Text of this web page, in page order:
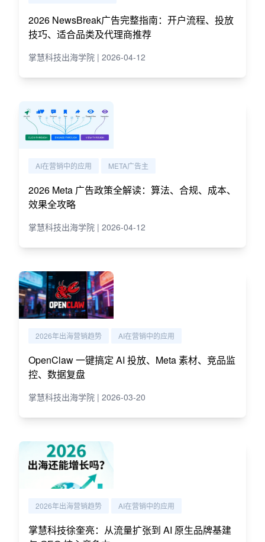
2026 NewsBreak广告完整指南：开户流程、投放
技巧、适合品类及代理商推荐
掌慧科技出海学院 | 2026-04-12
AI在营销中的应用 META广告主
2026 Meta 广告政策全解读：算法、合规、成本、
效果全攻略
掌慧科技出海学院 | 2026-04-12
2026年出海营销趋势 AI在营销中的应用
OpenClaw 一键搞定 AI 投放、Meta 素材、竞品监
控、数据复盘
掌慧科技出海学院 | 2026-03-20
2026年出海营销趋势 AI在营销中的应用
掌慧科技徐奎亮：从流量扩张到 AI 原生品牌基建